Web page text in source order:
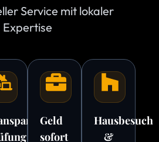
Service mit lokaler
Expertise
Geld
sofort
Hausbesuch
&